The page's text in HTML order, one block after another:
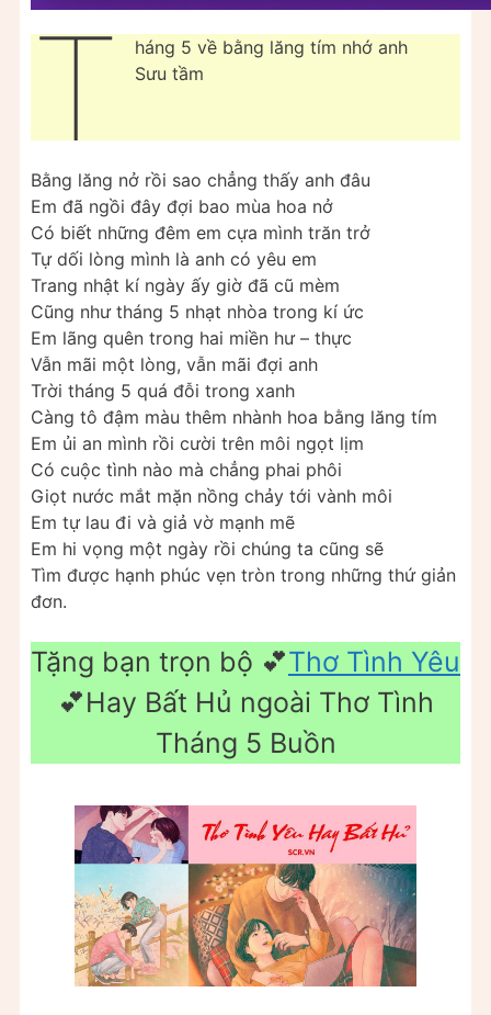
T
háng 5 về bằng lăng tím nhớ anh
Sưu tầm
Bằng lăng nở rồi sao chẳng thấy anh đâu
Em đã ngồi đây đợi bao mùa hoa nở
Có biết những đêm em cựa mình trăn trở
Tự dối lòng mình là anh có yêu em
Trang nhật kí ngày ấy giờ đã cũ mèm
Cũng như tháng 5 nhạt nhòa trong kí ức
Em lãng quên trong hai miền hư – thực
Vẫn mãi một lòng, vẫn mãi đợi anh
Trời tháng 5 quá đỗi trong xanh
Càng tô đậm màu thêm nhành hoa bằng lăng tím
Em ủi an mình rồi cười trên môi ngọt lịm
Có cuộc tình nào mà chẳng phai phôi
Giọt nước mắt mặn nồng chảy tới vành môi
Em tự lau đi và giả vờ mạnh mẽ
Em hi vọng một ngày rồi chúng ta cũng sẽ
Tìm được hạnh phúc vẹn tròn trong những thứ giản
đơn.
Tặng bạn trọn bộ 💕Thơ Tình Yêu
💕Hay Bất Hủ ngoài Thơ Tình
Tháng 5 Buồn